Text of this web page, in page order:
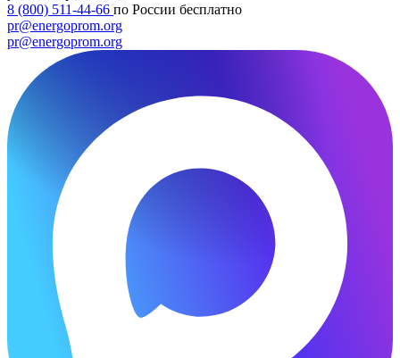
8 (800) 511-44-66 по России бесплатно
pr@energoprom.org
pr@energoprom.org